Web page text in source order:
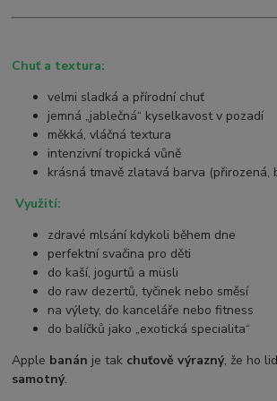
Chuť a textura:
velmi sladká a přírodní chuť
jemná „jablečná“ kyselkavost v pozadí
měkká, vláčná textura
intenzivní tropická vůně
krásná tmavě zlatavá barva (přirozená,
Využití:
zdravé mlsání kdykoli během dne
perfektní svačina pro děti
do kaší, jogurtů a müsli
do raw dezertů, tyčinek nebo směsí
na výlety, do kanceláře nebo fitness
do balíčků jako „exotická specialita“
Apple banán je tak chuťově výrazný, že ho
samotný.